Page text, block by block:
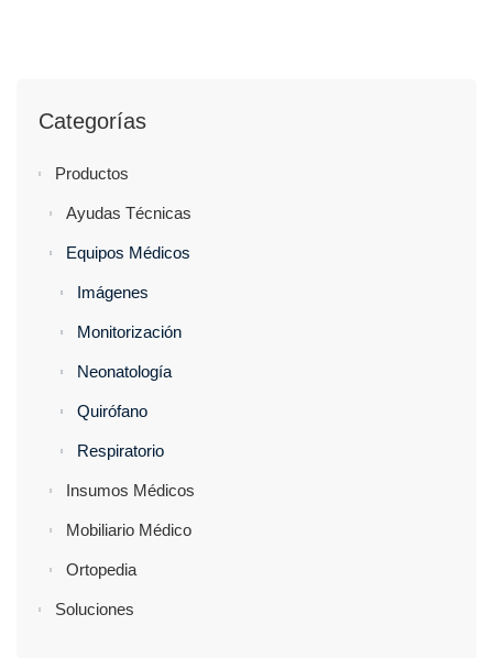
Categorías
Productos
Ayudas Técnicas
Equipos Médicos
Imágenes
Monitorización
Neonatología
Quirófano
Respiratorio
Insumos Médicos
Mobiliario Médico
Ortopedia
Soluciones